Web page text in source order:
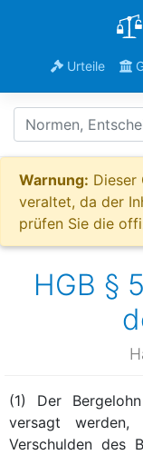
Urteile
Warnung: Dieser
veraltet, da der
prüfen Sie die
HGB §
(1) Der
versagt werden,
Verschulden des